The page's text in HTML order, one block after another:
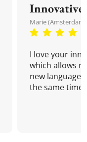
Innovative
Marie
I love your
which allows
new language
the same time!